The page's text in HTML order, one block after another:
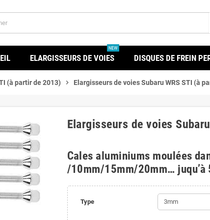
ELARGISSEURS DE VOIES
NEW
DISQUES DE FREIN
(à partir de 2013) chevron_right Elargisseurs de voies Subaru WRS STI (à
Elargisseurs de voies
Cales aluminiums moulées
/10mm/15mm/20mm… juqu’à
Type